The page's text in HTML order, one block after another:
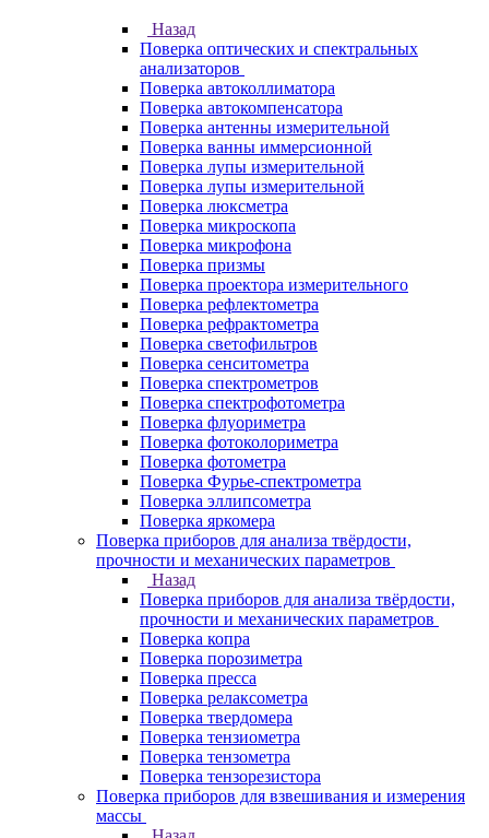
Назад
Поверка оптических и спектральных
анализаторов
Поверка автоколлиматора
Поверка автокомпенсатора
Поверка антенны измерительной
Поверка ванны иммерсионной
Поверка лупы измерительной
Поверка лупы измерительной
Поверка люксметра
Поверка микроскопа
Поверка микрофона
Поверка призмы
Поверка проектора измерительного
Поверка рефлектометра
Поверка рефрактометра
Поверка светофильтров
Поверка сенситометра
Поверка спектрометров
Поверка спектрофотометра
Поверка флуориметра
Поверка фотоколориметра
Поверка фотометра
Поверка Фурье-спектрометра
Поверка эллипсометра
Поверка яркомера
Поверка приборов для анализа твёрдости,
прочности и механических параметров
Назад
Поверка приборов для анализа твёрдости,
прочности и механических параметров
Поверка копра
Поверка порозиметра
Поверка пресса
Поверка релаксометра
Поверка твердомера
Поверка тензиометра
Поверка тензометра
Поверка тензорезистора
Поверка приборов для взвешивания и измерения
массы